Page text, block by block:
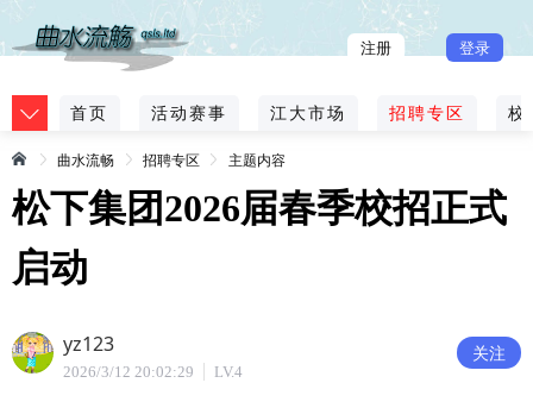
注册 登录
首页 活动赛事 江大市场 招聘专区 校
曲水流畅 招聘专区 主题内容
松下集团2026届春季校招正式
启动
yz123
2026/3/12 20:02:29 LV.4
关注